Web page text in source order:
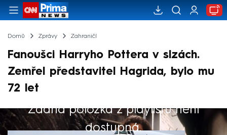
Domů Zprávy Zahraničí
Fanoušci Harryho Pottera v slzách.
Zemřel představitel Hagrida, bylo mu
72 let
Žádná položka z playlistu není
dostupná.
Výběr redakce